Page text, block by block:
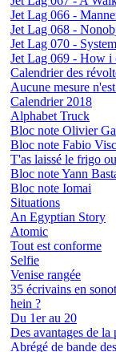
Jet Lag 066 -
Jet Lag 068 -
Jet Lag 070 -
Jet Lag 069 - How i
Calendrier des
Aucune mesure
Calendrier 2018
Alphabet Truck
Bloc note Olivier
Bloc note Fabio
T'as laissé le frigo
Bloc note Yann
Bloc note Iomai
Situations
An Egyptian Story
Atomic
Tout est conforme
Selfie
Venise rangée
35 écrivains en
hein ?
Du 1er au 20
Des avantages de
Abrégé de bande